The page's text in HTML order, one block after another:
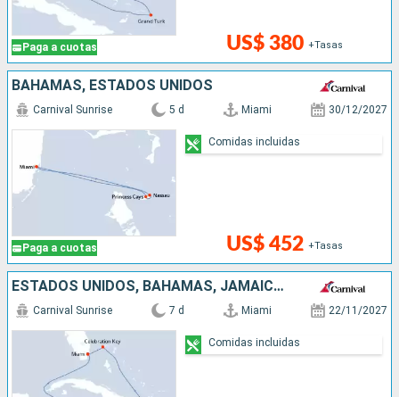
Paga a cuotas US$ 380 +Tasas
BAHAMAS, ESTADOS UNIDOS
Paga a cuotas
Carnival Sunrise 5 d Miami 30/12/2027
US$ 452 +Tasas
Comidas incluidas
ESTADOS UNIDOS, BAHAMAS, JAMAICA, ISLAS CAIMÁN
Carnival Sunrise 7 d Miami 22/11/2027
Comidas incluidas